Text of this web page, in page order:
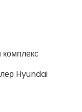
Hyundai